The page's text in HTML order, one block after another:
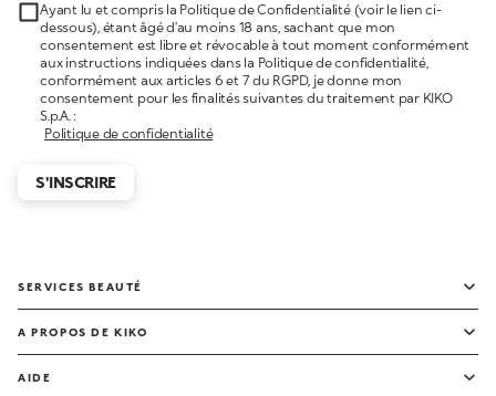
Ayant lu et compris la Politique de Confidentialité (voir le lien ci-
dessous), étant âgé d’au moins 18 ans, sachant que mon
consentement est libre et révocable à tout moment conformément
aux instructions indiquées dans la Politique de confidentialité,
conformément aux articles 6 et 7 du RGPD, je donne mon
consentement pour les finalités suivantes du traitement par KIKO
S.p.A. :
Politique de confidentialité
S'INSCRIRE
SERVICES BEAUTÉ
A PROPOS DE KIKO
AIDE